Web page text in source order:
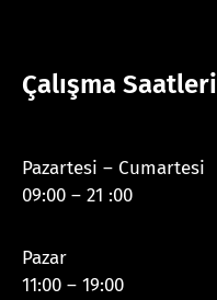
Çalışma Saatleri
Pazartesi – Cumartesi
09:00 – 21 :00
Pazar
11:00 – 19:00